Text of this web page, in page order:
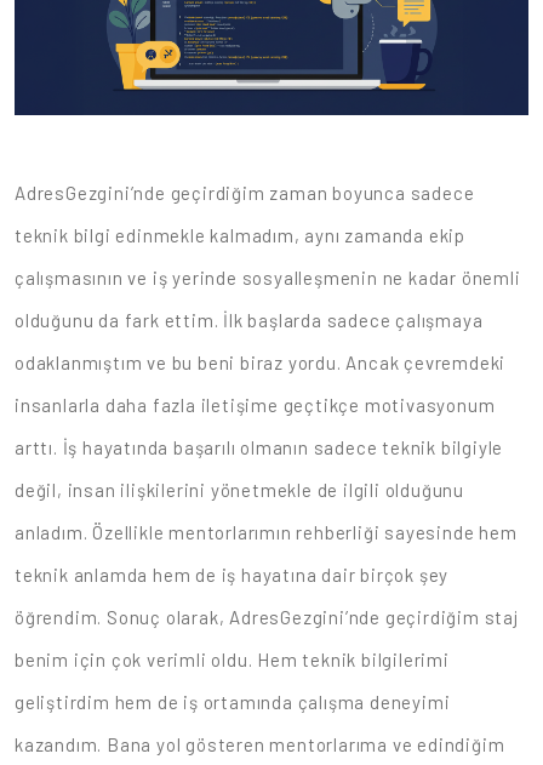
AdresGezgini’nde geçirdiğim zaman boyunca sadece
teknik bilgi edinmekle kalmadım, aynı zamanda ekip
çalışmasının ve iş yerinde sosyalleşmenin ne kadar önemli
olduğunu da fark ettim. İlk başlarda sadece çalışmaya
odaklanmıştım ve bu beni biraz yordu. Ancak çevremdeki
insanlarla daha fazla iletişime geçtikçe motivasyonum
arttı. İş hayatında başarılı olmanın sadece teknik bilgiyle
değil, insan ilişkilerini yönetmekle de ilgili olduğunu
anladım. Özellikle mentorlarımın rehberliği sayesinde hem
teknik anlamda hem de iş hayatına dair birçok şey
öğrendim. Sonuç olarak, AdresGezgini’nde geçirdiğim staj
benim için çok verimli oldu. Hem teknik bilgilerimi
geliştirdim hem de iş ortamında çalışma deneyimi
kazandım. Bana yol gösteren mentorlarıma ve edindiğim